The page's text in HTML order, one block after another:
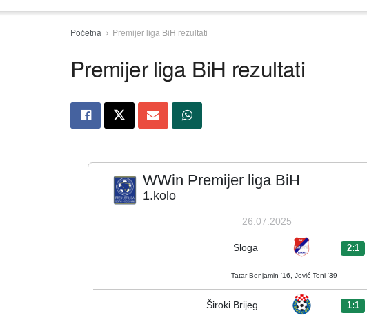
Početna Premijer liga BiH rezultati
Premijer liga BiH rezultati